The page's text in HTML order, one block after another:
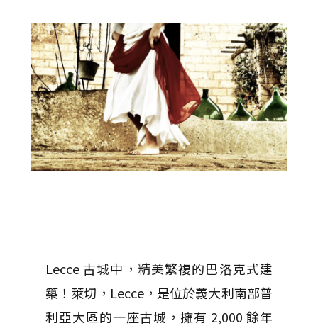
Lecce 古城中，精美繁複的巴洛克式建
築！萊切，Lecce，是位於義大利南部普
利亞大區的一座古城，擁有 2,000 餘年